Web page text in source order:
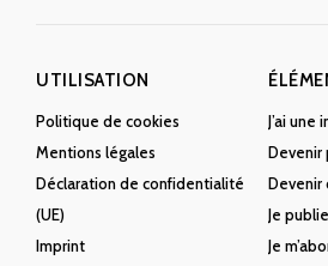
UTILISATION
Politique de cookies
Mentions légales
Déclaration de confidentialité
(UE)
Imprint
J’ai une
Devenir
Devenir
Je
Je